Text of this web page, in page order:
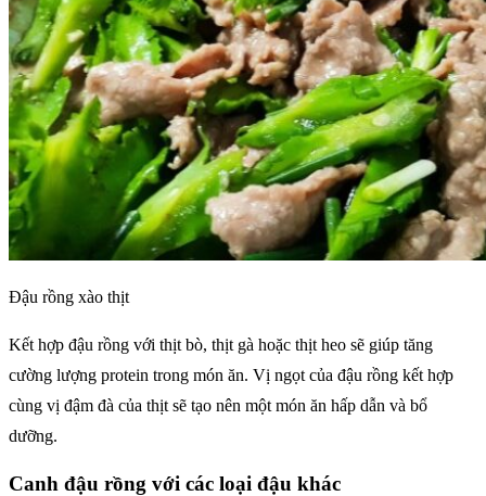
Đậu rồng xào thịt
Kết hợp đậu rồng với thịt bò, thịt gà hoặc thịt heo sẽ giúp tăng
cường lượng protein trong món ăn. Vị ngọt của đậu rồng kết hợp
cùng vị đậm đà của thịt sẽ tạo nên một món ăn hấp dẫn và bổ
dưỡng.
Canh đậu rồng với các loại đậu khác